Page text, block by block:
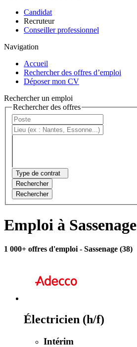
Candidat
Recruteur
Conseiller professionnel
Navigation
Accueil
Rechercher des offres d’emploi
Déposer mon CV
Rechercher un emploi
Rechercher des offres
Type de contrat
Rechercher
Rechercher
Emploi à Sassenage
1 000+ offres d'emploi - Sassenage (38)
Électricien (h/f)
Intérim